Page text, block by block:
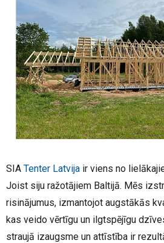
SIA Tenter Latvija ir viens no
Joist siju ražotājiem Baltijā. Mēs
risinājumus, izmantojot augstākās
kas veido vērtīgu un ilgtspējīgu
straujā izaugsme un attīstība ir